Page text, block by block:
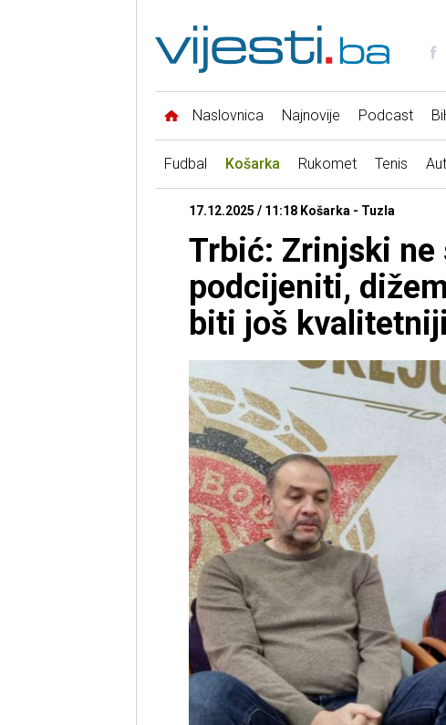
Naslovnica Najnovije Podcast
Fudbal Košarka Rukomet Tenis
17.12.2025 / 11:18 Košarka - Tuzla
Trbić: Zrinjski ne
podcijeniti,
biti još kvalitetniji